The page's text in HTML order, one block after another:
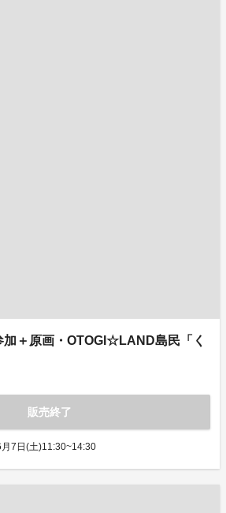
＋原画・OTOGI☆LAND島民「く
販売終了
7日(土)11:30~14:30